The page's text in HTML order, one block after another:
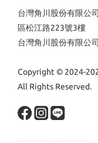
台灣角川股份有限公
區松江路223號3樓
台灣角川股份有限公
Copyright © 2024-
All Rights Reserved.